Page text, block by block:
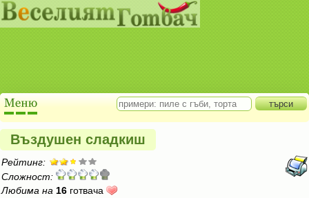
Въздушен сладкиш
Рейтинг:
Сложност:
Любима на 16 готвача